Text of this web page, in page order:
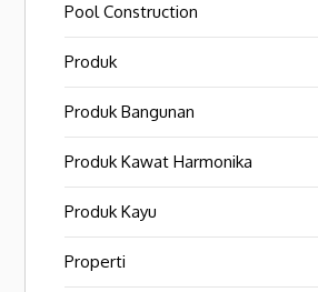
Pool Construction
Produk
Produk Bangunan
Produk Kawat Harmonika
Produk Kayu
Properti